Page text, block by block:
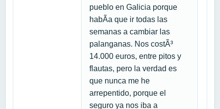
pueblo en Galicia porque
habÃ­a que ir todas las
semanas a cambiar las
palanganas. Nos costÃ³
14.000 euros, entre pitos y
flautas, pero la verdad es
que nunca me he
arrepentido, porque el
seguro ya nos iba a